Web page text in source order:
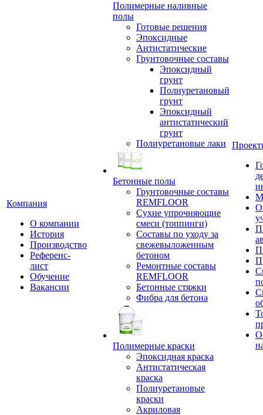
Компания
О компании
История
Производство
Референс-
лист
Обучение
Вакансии
Полимерные наливные
полы
Готовые решения
Эпоксидные
Антистатические
Грунтовочные составы
Эпоксидный
грунт
Полиуретановый
грунт
Эпоксидный
антистатический
грунт
Полиуретановые лаки
Бетонные полы
Грунтовочные составы
REMFLOOR
Сухие упрочняющие
смеси (топпинги)
Составы по уходу за
свежевыложенным
бетоном
Ремонтные составы
REMFLOOR
Бетонные стяжки
Фибра для бетона
Полимерные краски
Эпоксидная краска
Антистатическая
краска
Полиуретановые
краски
Акриловая